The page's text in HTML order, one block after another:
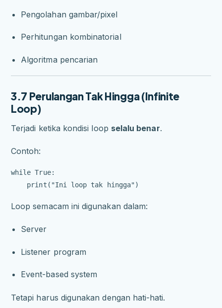
Pengolahan gambar/pixel
Perhitungan kombinatorial
Algoritma pencarian
3.7 Perulangan Tak Hingga (Infinite
Loop)
Terjadi ketika kondisi loop selalu benar.
Contoh:
while True:
Loop semacam ini digunakan dalam:
Server
Listener program
Event-based system
Tetapi harus digunakan dengan hati-hati.